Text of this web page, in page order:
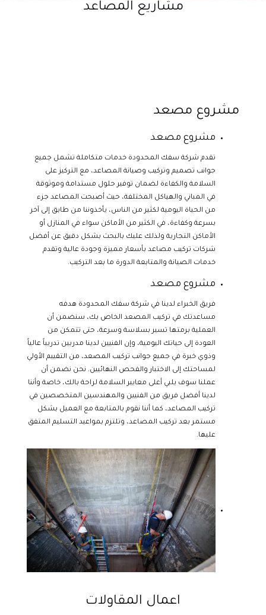
مشاريع المصاعد
مشروع مصعد
مشروع مصعد
تقدم شركة سفك المحدودة خدمات متكاملة تشمل جميع
جوانب تصميم وتركيب وصيانة المصاعد، مع التركيز على
السلامة والكفاءة لضمان توفير حلول مستدامة وموثوقة
في المباني والهياكل المختلفة، حيث أصبحت المصاعد جزء
من الحياة اليومية لكثير من الناس، يأخذوننا من طابق إلى آخر
بسرعة وكفاءة، في الكثير من الأماكن سواء في المنازل أو
الأماكن التجارية ولذلك عليك بالبحث بشكل دقيق عن أفضل
شركات تركيب مصاعد بأسعار مميزة وجودة عالية وتقدم
خدمات الصيانة والمتابعة الدورة ما بعد التركيب.
مشروع مصعد
فريق الخبراء لدينا في شركة سفك المحدودة هدفه
مساعدتك في تركيب المصعد الخاص بك، سنضمن أن
العملية برمتها تسير بسلاسة وسرعة، حتى تتمكن من
العودة إلى حياتك اليومية، وإن الفنيين لدينا مدربين تدريباً عالياً
وذوي خبرة في جميع جوانب تركيب المصعد، من التقييم الأولي
لمساحتك إلى الاختبار والفحص النهائيين. نحن نضمن أن
عملنا سوف يلبي أعلى معايير السلامة لراحة بالك، خاصة وأننا
لدينا أفضل فريق من الفنيين والمهندسين المتخصصين في
تركيب المصاعد، كما أننا نقوم بالمتابعة مع العميل بشكل
مستمر بعد تركيب المصاعد، وتلتزم بمواعيد التسليم المتفق
عليها.
اعمال المقاولات